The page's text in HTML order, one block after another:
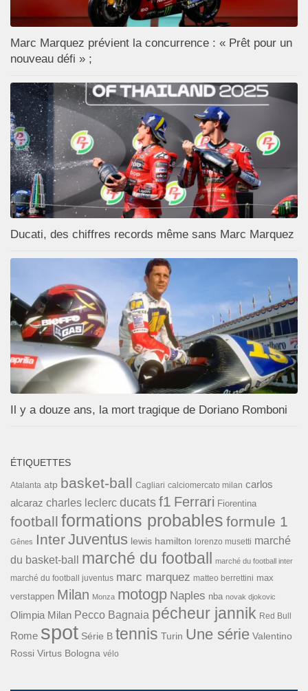
Marc Marquez prévient la concurrence : « Prêt pour un
nouveau défi » ;
Ducati, des chiffres records même sans Marc Marquez
Il y a douze ans, la mort tragique de Doriano Romboni
ÉTIQUETTES
Atalanta atp basket-ball Cagliari calciomercato milan carlos
alcaraz charles leclerc ducats f1 Ferrari Fiorentina
football formations probables formule 1
Gênes InterJuventus lewis hamilton lorenzo musetti marché
du basket-ball
marché du football marché du football inter
marché du football juventus marc marquez matteo berrettini max
verstappen Milan Monza motogp Naples nba novak djokovic
Olimpia Milan Pecco Bagnaia pécheur jannik Red Bull
Rome spot Série B tennis Turin Une série Valentino
Rossi Virtus Bologna vélo